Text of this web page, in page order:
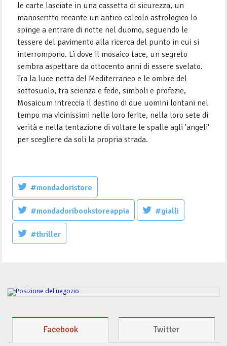
le carte lasciate in una cassetta di sicurezza, un
manoscritto recante un antico calcolo astrologico lo
spinge a entrare di notte nel duomo, seguendo le
tessere del pavimento alla ricerca del punto in cui si
interrompono. Lì dove il mosaico tace, un segreto
sembra aspettare da ottocento anni di essere svelato.
Tra la luce netta del Mediterraneo e le ombre del
sottosuolo, tra scienza e fede, simboli e profezie,
Mosaicum intreccia il destino di due uomini lontani nel
tempo ma vicinissimi nelle loro ferite, nella loro sete di
verità e nella tentazione di voltare le spalle agli 'angeli'
per scegliere da soli la propria strada.
#mondadoristore
#mondadoribookstoreappia #gialli
#thriller
Facebook Twitter